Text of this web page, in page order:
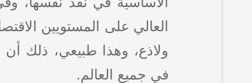
العالي على المستويين
ولاذع، وهذا طبيعي، ذلك
في جميع العالم.